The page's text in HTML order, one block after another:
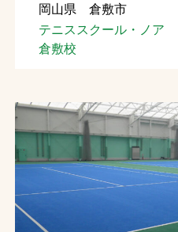
岡山県 倉敷市
テニススクール・ノア
倉敷校